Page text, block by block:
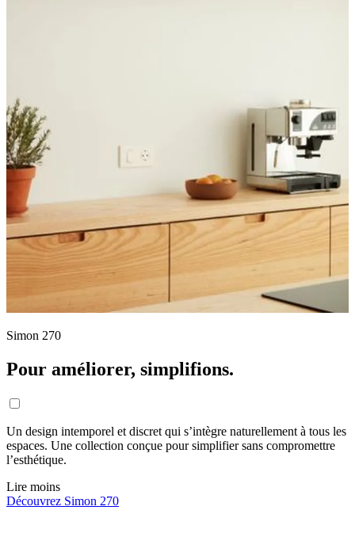
Simon 270
Pour améliorer, simplifions.
Un design intemporel et discret qui s’intègre naturellement à tous les
espaces. Une collection conçue pour simplifier sans compromettre
l’esthétique.
Lire moins
Découvrez Simon 270